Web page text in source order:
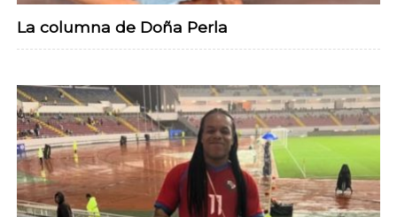
La columna de Doña Perla